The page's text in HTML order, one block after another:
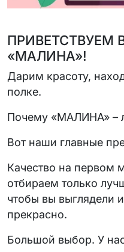
ПРИВЕТСТВУЕМ
«МАЛИНА»!
Дарим красоту,
полке.
Почему «МАЛИНА» –
Вот наши главные
Качество на первом
отбираем только
чтобы вы выглядели
прекрасно.
Большой выбор. У